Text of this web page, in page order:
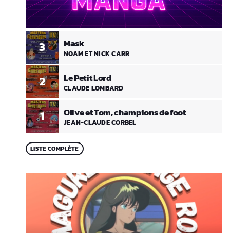
1 Olive et Tom, champions de foot
JEAN-CLAUDE CORBEL
2 Le Petit Lord
CLAUDE LOMBARD
3 Mask
NOAM ET NICK CARR
LISTE COMPLÈTE